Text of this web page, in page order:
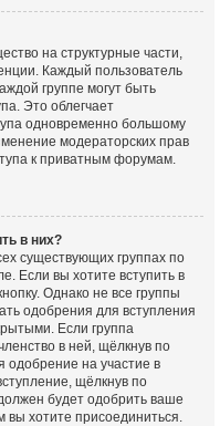
на структурные части,
Каждый пользователь
группе могут быть
Это облегчает
одновременно большому
модераторских прав
к приватным форумам.
в них?
существующих группах по
Если вы хотите вступить в
Однако не все группы
одобрения для вступления
Если группа
в ней, щёлкнув по
одобрение на участие в
щёлкнув по
будет одобрить ваше
вы хотите присоединиться.